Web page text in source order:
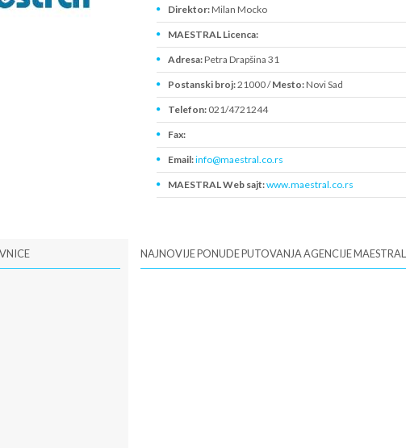
Direktor:Milan Mocko
MAESTRAL Licenca:
Adresa:Petra Drapšina 31
Postanski broj:21000 /Mesto:Novi Sad
Telefon:021/4721244
Fax:
Email:info@maestral.co.rs
MAESTRAL Web sajt:www.maestral.co.rs
NAJNOVIJE PONUDE PUTOVANJA AGENCIJE MAESTRAL